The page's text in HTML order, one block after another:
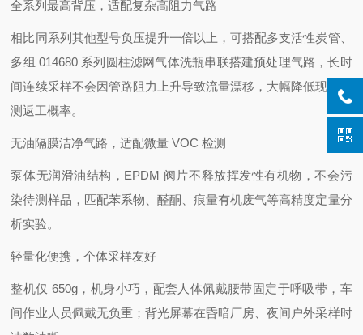
全系列最高背压，适配复杂高阻力气路
相比同系列其他型号负压提升一倍以上，可搭配多支活性炭管、
多组 014680 系列圆柱滤网气体洗瓶串联搭建预处理气路，长时
间连续采样不会因管路阻力上升导致流量漂移，大幅降低现场复
测返工概率。
无油隔膜洁净气路，适配微量 VOC 检测
泵体无润滑油结构，EPDM 阀片不释放挥发性有机物，不会污
染待测样品，匹配苯系物、醛酮、痕量有机废气等高精度定量分
析实验。
轻量化便携，个体采样友好
整机仅 650g，机身小巧，配套人体佩戴腰带固定于呼吸带，车
间作业人员佩戴无负重；背光屏幕在昏暗厂房、夜间户外采样时